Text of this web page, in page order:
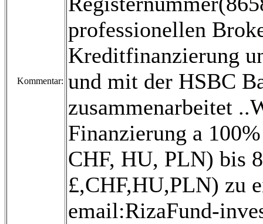
Kommentar:
professionellen
Kreditfinanzierung
und mit der HSBC
zusammenarbeitet
Finanzierung a
CHF, HU, PLN) bis
£,CHF,HU,PLN) zu
email:RizaFund-